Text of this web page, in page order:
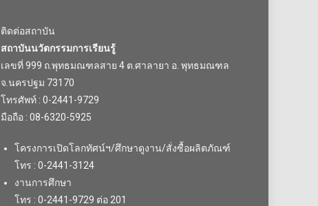
ติดต่อสถาบัน
สถาบันนวัตกรรมการเรียนรู้
เลขที่ 999 ถ.พุทธมณฑลสาย 4 ต.ศาลายา อ. พุทธมณฑล
จ.นครปฐม 73170
โทรศัพท์ : 0-2441-9729
มือถือ : 08-6320-5925
โครงการเปิดโลกทัศน์ฯ/ศึกษาดูงาน/สั่งซื้อผลิตภัณฑ์
โทร : 0-2441-3124
งานการศึกษา
โทร : 0-2441-9729 ต่อ 201